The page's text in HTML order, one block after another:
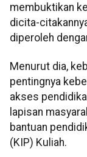
membuktikan
dicita-
diperoleh
Menurut dia,
pentingnya
akses
lapisan
bantuan
(KIP) Kuliah.